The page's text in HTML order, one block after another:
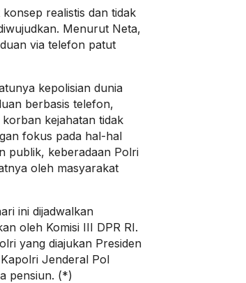
realistis dan tidak
Menurut Neta,
via telefon patut
kepolisian dunia
berbasis telefon,
kejahatan tidak
fokus pada hal-hal
publik, keberadaan Polri
oleh masyarakat
ini dijadwalkan
oleh Komisi III DPR RI.
yang diajukan Presiden
Jenderal Pol
pensiun. (*)